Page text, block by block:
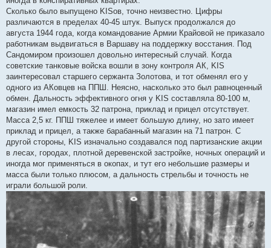
Сколько было выпущено KISов, точно неизвестно. Цифры
различаются в пределах 40-45 штук. Выпуск продолжался до
августа 1944 года, когда командование Армии Крайовой не приказало
работникам выдвигаться в Варшаву на поддержку восстания. Под
Сандомиром произошел довольно интересный случай. Когда
советские танковые войска вошли в зону контроля АК, KIS
заинтересовал старшего сержанта Золотова, и тот обменял его у
одного из АКовцев на ППШ. Неясно, насколько это был равноценный
обмен. Дальность эффективного огня у KIS составляла 80-100 м,
магазин имел емкость 32 патрона, приклад и прицел отсутствует.
Масса 2,5 кг. ППШ тяжелее и имеет большую длину, но зато имеет
приклад и прицел, а также барабанный магазин на 71 патрон. С
другой стороны, KIS изначально создавался под партизанские акции
в лесах, городах, плотной деревенской застройке, ночных операций и
иногда мог применяться в окопах, и тут его небольшие размеры и
масса были только плюсом, а дальность стрельбы и точность не
играли большой роли.